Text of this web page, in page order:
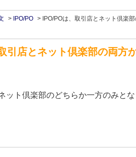
> IPO/PO > IPO/POは、取引店とネット倶楽
引店とネット倶楽部の両方
ット倶楽部のどちらか一方のみとな